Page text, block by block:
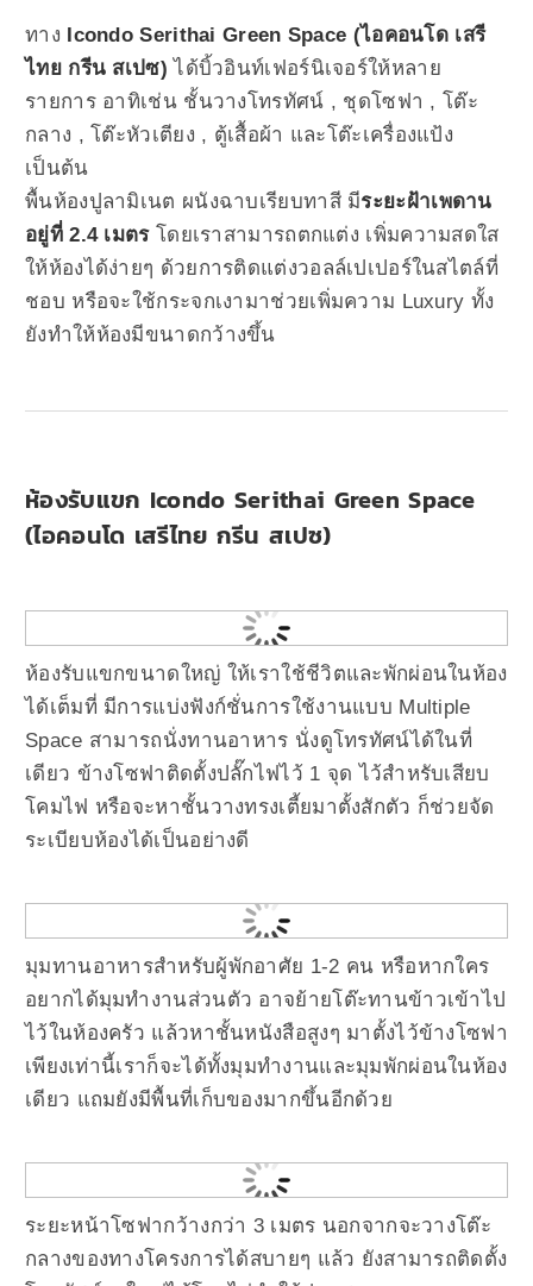
ทาง Icondo Serithai Green Space (ไอคอนโด เสรี
ไทย กรีน สเปซ)ได้บิ้วอินท์เฟอร์นิเจอร์ให้หลาย
รายการ อาทิเช่น ชั้นวางโทรทัศน์ , ชุดโซฟา , โต๊ะ
กลาง , โต๊ะหัวเตียง , ตู้เสื้อผ้า และโต๊ะเครื่องแป้ง
เป็นต้น
พื้นห้องปูลามิเนต ผนังฉาบเรียบทาสี มีระยะฝ้าเพดาน
อยู่ที่ 2.4 เมตรโดยเราสามารถตกแต่ง เพิ่มความสดใส
ให้ห้องได้ง่ายๆ ด้วยการติดแต่งวอลล์เปเปอร์ในสไตล์ที่
ชอบ หรือจะใช้กระจกเงามาช่วยเพิ่มความ Luxury ทั้ง
ยังทำให้ห้องมีขนาดกว้างขึ้น
ห้องรับแขก Icondo Serithai Green Space
(ไอคอนโด เสรีไทย กรีน สเปซ)
ห้องรับแขกขนาดใหญ่ ให้เราใช้ชีวิตและพักผ่อนในห้อง
ได้เต็มที่ มีการแบ่งฟังก์ชั่นการใช้งานแบบ Multiple
Space สามารถนั่งทานอาหาร นั่งดูโทรทัศน์ได้ในที่
เดียว ข้างโซฟาติดตั้งปลั๊กไฟไว้ 1 จุด ไว้สำหรับเสียบ
โคมไฟ หรือจะหาชั้นวางทรงเตี้ยมาตั้งสักตัว ก็ช่วยจัด
ระเบียบห้องได้เป็นอย่างดี
มุมทานอาหารสำหรับผู้พักอาศัย 1-2 คน หรือหากใคร
อยากได้มุมทำงานส่วนตัว อาจย้ายโต๊ะทานข้าวเข้าไป
ไว้ในห้องครัว แล้วหาชั้นหนังสือสูงๆ มาตั้งไว้ข้างโซฟา
เพียงเท่านี้เราก็จะได้ทั้งมุมทำงานและมุมพักผ่อนในห้อง
เดียว แถมยังมีพื้นที่เก็บของมากขึ้นอีกด้วย
ระยะหน้าโซฟากว้างกว่า 3 เมตร นอกจากจะวางโต๊ะ
กลางของทางโครงการได้สบายๆ แล้ว ยังสามารถติดตั้ง